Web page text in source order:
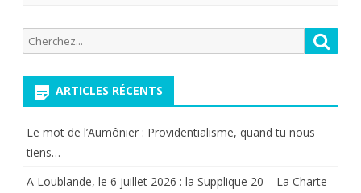
Recherche
pour:
ARTICLES RÉCENTS
Le mot de l’Aumônier : Providentialisme, quand tu nous
tiens…
A Loublande, le 6 juillet 2026 : la Supplique 20 – La Charte